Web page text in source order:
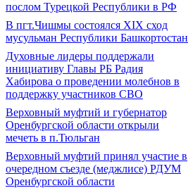
послом Турецкой Республики в РФ
В пгт.Чишмы состоялся XIX сход
мусульман Республики Башкортостан
Духовные лидеры поддержали
инициативу Главы РБ Радия
Хабирова о проведении молебнов в
поддержку участников СВО
Верховный муфтий и губернатор
Оренбургской области открыли
мечеть в п.Тюльган
Верховный муфтий принял участие в
очередном съезде (меджлисе) РДУМ
Оренбургской области